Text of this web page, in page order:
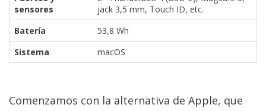
sensores
jack 3,5 mm, Touch ID, etc.
Batería
53,8 Wh
Sistema
macOS
Comenzamos con la alternativa de Apple, que